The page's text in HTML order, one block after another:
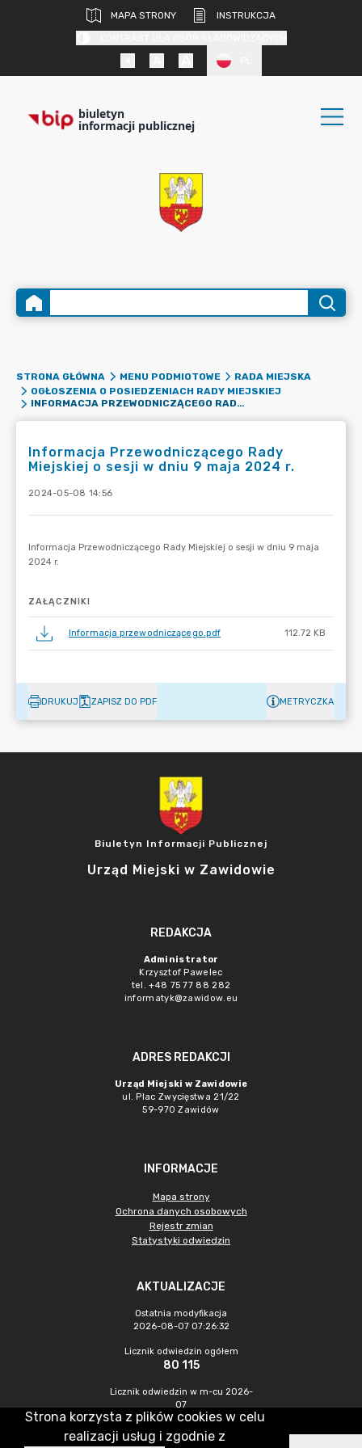
MAPA STRONY
INSTRUKCJA
biuletyn
informacji publicznej
STRONA GŁÓWNA MENU PODMIOTOWE
RADA MIEJSKA
OGŁOSZENIA O POSIEDZENIACH RADY MIEJSKIEJ
INFORMACJA PRZEWODNICZĄCEGO RADY MIEJSKIEJ O SESJI W DNIU 9 MAJA 2024 R.
Informacja Przewodniczącego Rady
Miejskiej o sesji w dniu 9 maja 2024 r.
2024-05-08 14:56
ZAŁĄCZNIKI
Informacja przewodniczącego.pdf 112.72 KB
DRUKUJ ZAPISZ DO PDF METRYCZKA
Biuletyn Informacji Publicznej
Urząd Miejski w Zawidowie
REDAKCJA
Administrator
Krzysztof Pawelec
tel. +48 75 77 88 282
informatyk@zawidow.eu
ADRES REDAKCJI
Urząd Miejski w Zawidowie
ul. Plac Zwycięstwa 21/22
59-970 Zawidów
INFORMACJE
Mapa strony
Ochrona danych osobowych
Rejestr zmian
Statystyki odwiedzin
AKTUALIZACJE
Ostatnia modyfikacja
2026-08-07 07:26:32
Licznik odwiedzin ogółem
80 115
Licznik odwiedzin w m-cu 2026-
07
233
Strona korzysta z plików cookies w celu
realizacji usług i zgodnie z